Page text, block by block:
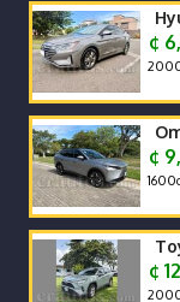
¢
¢
¢